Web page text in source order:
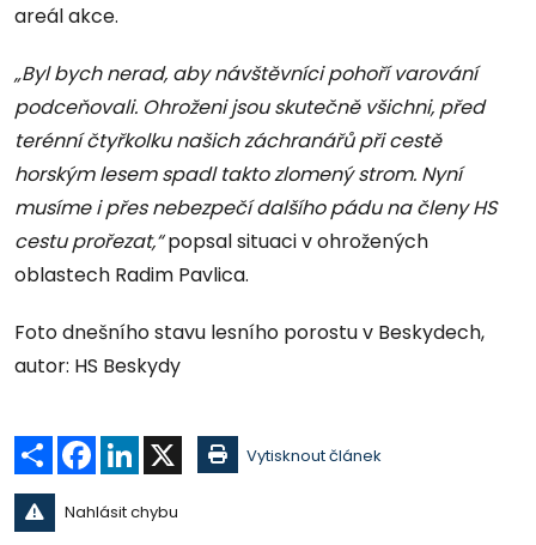
areál akce.
„Byl bych nerad, aby návštěvníci pohoří varování
podceňovali. Ohroženi jsou skutečně všichni, před
terénní čtyřkolku našich záchranářů při cestě
horským lesem spadl takto zlomený strom. Nyní
musíme i přes nebezpečí dalšího pádu na členy HS
cestu prořezat,“popsal situaci v ohrožených
oblastech Radim Pavlica.
Foto dnešního stavu lesního porostu v Beskydech,
autor: HS Beskydy
Sdílet Facebook
LinkedIn Vytisknout článek
Nahlásit chybu